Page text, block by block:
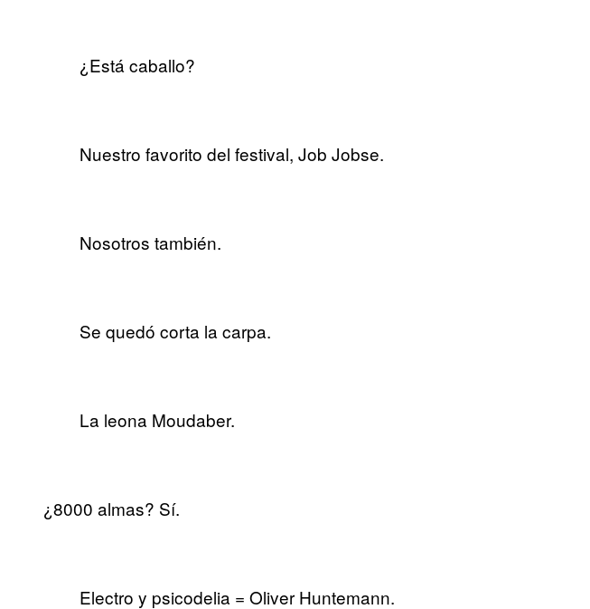
¿Está caballo?
Nuestro favorito del festival, Job Jobse.
Nosotros también.
Se quedó corta la carpa.
La leona Moudaber.
¿8000 almas? Sí.
Electro y psicodelia = Oliver Huntemann.